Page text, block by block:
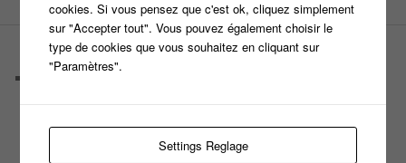
PAGES
cookies. Si vous pensez que c'est ok, cliquez simplement
sur "Accepter tout". Vous pouvez également choisir le
type de cookies que vous souhaitez en cliquant sur
"Paramètres".
Settings Reglage